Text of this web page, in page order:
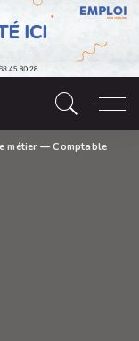
métier — Comptable